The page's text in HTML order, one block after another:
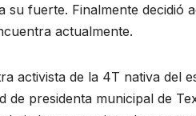
fuerte. Finalmente decidió
actualmente.
activista de la 4T nativa del
de presidenta municipal de